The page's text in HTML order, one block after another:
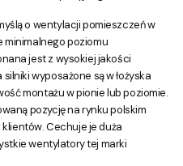
o wentylacji pomieszczeń w
poziomu
jest z wysokiej jakości
wyposażone są w łożyska
montażu w pionie lub poziomie.
pozycję na rynku polskim
Cechuje je duża
wentylatory tej marki